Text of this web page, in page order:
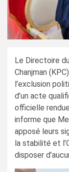
Le Directoire
Chanjman
l’exclusion
d’un acte
officielle
informe que
apposé leurs
la stabilité et
disposer